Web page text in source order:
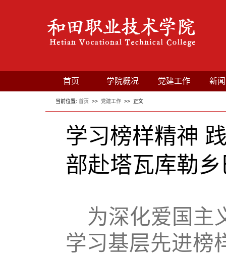
首页 学院概况 党建工作 新
当前位置: 首页 >> 党建工作 >> 正文
学习榜样精神
部赴塔瓦库勒
为深化爱国主
学习基层先进榜